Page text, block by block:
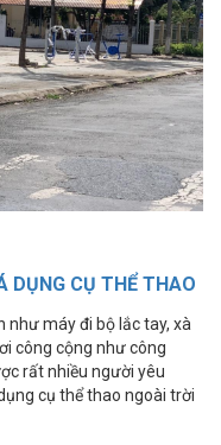
DỤNG CỤ THỂ THAO
như máy đi bộ lắc tay, xà
công cộng như công
rất nhiều người yêu
cụ thể thao ngoài trời